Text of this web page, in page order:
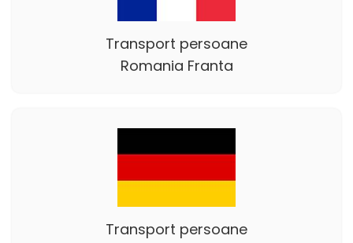
Transport persoane
Romania Franta
Transport persoane